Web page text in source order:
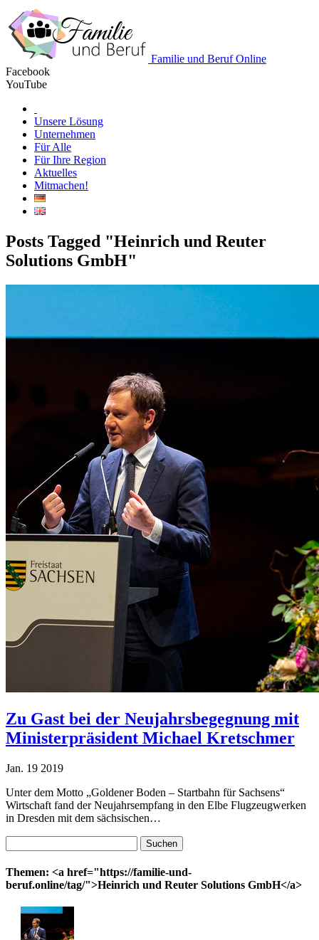
Familie und Beruf Online
Facebook
YouTube
Unsere Lösung
Unternehmen
Für Alle
Für Ihre Region
Aktuelles
Mitmachen!
Posts Tagged "Heinrich und Reuter
Solutions GmbH"
Zu Gast bei der Neujahrsbegegnung mit
Ministerpräsident Michael Kretschmer
Jan. 19 2019
Unter dem Motto „Goldener Boden – Startbahn für Sachsens“
Wirtschaft fand der Neujahrsempfang in den Elbe Flugzeugwerken
in Dresden mit dem sächsischen…
nach:
Themen: <a href="https://familie-und-
beruf.online/tag/">Heinrich und Reuter Solutions GmbH</a>